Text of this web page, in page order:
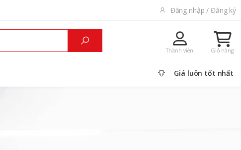
Đăng nhập / Đăng ký
Thành viên Giỏ hàng
Giá luôn tốt nhất